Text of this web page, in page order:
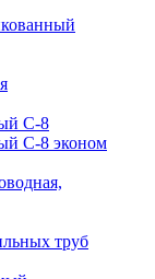
С-8
С-8 эконом
труб